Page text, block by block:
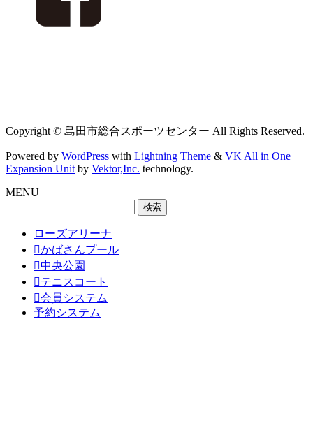
Copyright © 島田市総合スポーツセンター All Rights Reserved.
Powered by WordPress with Lightning Theme & VK All in One
Expansion Unitby Vektor,Inc. technology.
MENU
ローズアリーナ
かばさんプール
中央公園
テニスコート
会員システム
予約システム